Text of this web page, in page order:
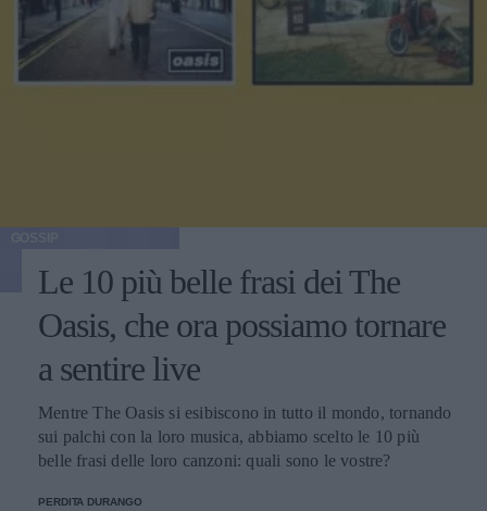
Le 10 più belle frasi dei The
Oasis, che ora possiamo tornare
a sentire live
Mentre The Oasis si esibiscono in tutto il mondo, tornando
sui palchi con la loro musica, abbiamo scelto le 10 più
belle frasi delle loro canzoni: quali sono le vostre?
PERDITA DURANGO